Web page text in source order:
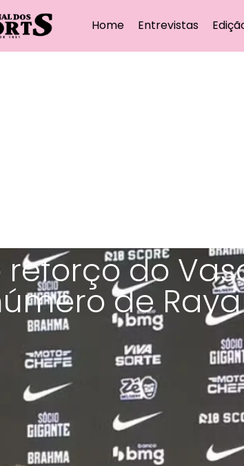
Home Entrevistas
reforço do
de